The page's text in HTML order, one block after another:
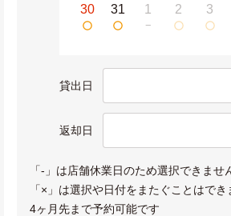
30 31 1
−
2 3
貸出日
返却日
「-」は店舗休業日のため選択できませ
「×」は選択や日付をまたぐことはでき
4ヶ月先まで予約可能です